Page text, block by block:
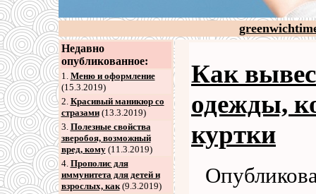
Недавно
опубликованное:
1. Меню и оформление
(15.3.2019)
2. Красивый маникюр со
стразами(13.3.2019)
3. Полезные свойства
зверобоя, возможный
вред, кому(11.3.2019)
4. Прополис для
иммунитета для детей и
взрослых, как(9.3.2019)
Как
одежды,
куртки